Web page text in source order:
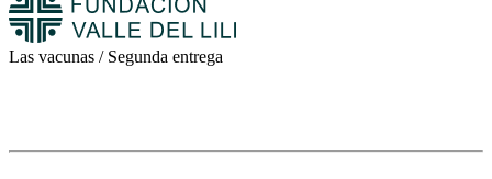
Las vacunas / Segunda entrega